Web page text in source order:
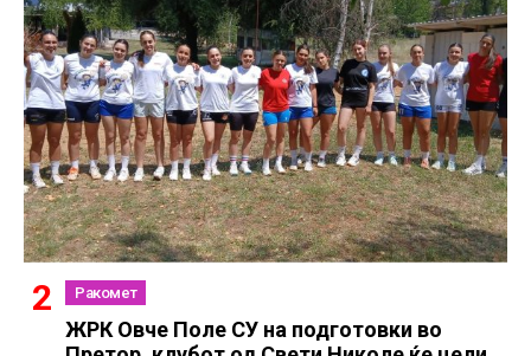
Ракомет
ЖРК Овче Поле СУ на подготовки во